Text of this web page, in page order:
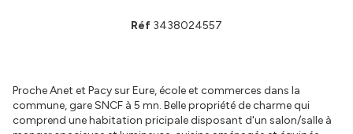
Réf 3438024557
Proche Anet et Pacy sur Eure, école et commerces dans la
commune, gare SNCF à 5 mn. Belle propriété de charme qui
comprend une habitation pricipale disposant d'un salon/salle à